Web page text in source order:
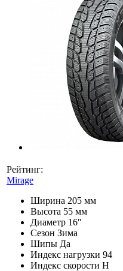
Рейтинг:
Mirage
Ширина 205 мм
Высота 55 мм
Диаметр 16″
Сезон Зима
Шипы Да
Индекс нагрузки 94
Индекс скорости H